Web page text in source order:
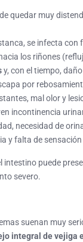
quedar muy
se infecta con
los riñones
y, con el tiempo,
por
mal olor y
incontinencia
necesidad de
y falta de sensación
intestino puede
severo.
suenan muy
integral de vejiga